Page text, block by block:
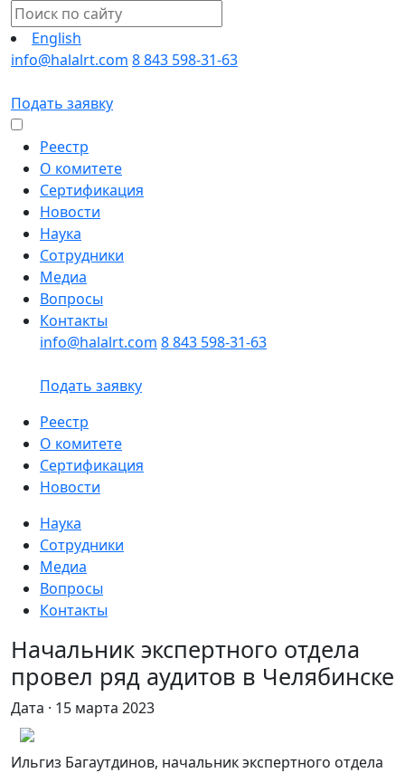
English
info@halalrt.com 8 843 598-31-63
Подать заявку
Реестр
О комитете
Сертификация
Новости
Наука
Сотрудники
Медиа
Вопросы
Контакты
info@halalrt.com 8 843 598-31-63
Подать заявку
Реестр
О комитете
Сертификация
Новости
Наука
Сотрудники
Медиа
Вопросы
Контакты
Начальник экспертного отдела
провел ряд аудитов в Челябинске
Дата · 15 марта 2023
Ильгиз Багаутдинов, начальник экспертного отдела